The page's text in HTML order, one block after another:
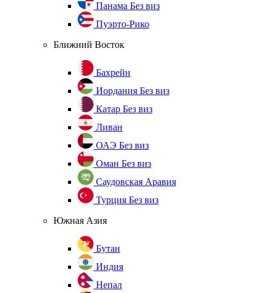
Панама Без виз
Пуэрто-Рико
Ближний Восток
Бахрейн
Иордания Без виз
Катар Без виз
Ливан
ОАЭ Без виз
Оман Без виз
Саудовская Аравия
Турция Без виз
Южная Азия
Бутан
Индия
Непал